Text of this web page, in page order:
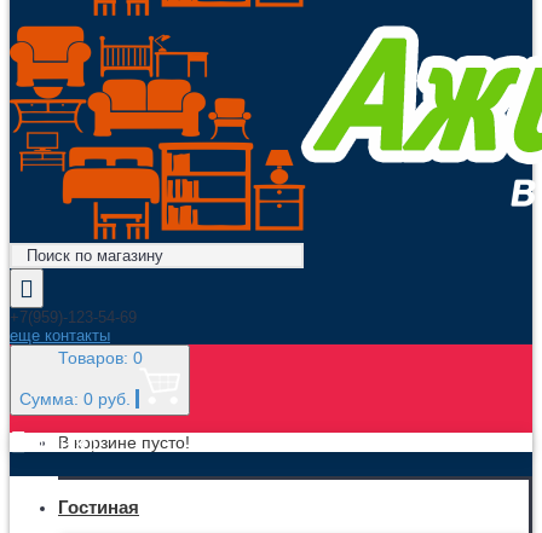
+7(959)-123-54-69
еще контакты
Товаров: 0
Сумма: 0 руб.
В корзине пусто!
МЕНЮ
Гостиная